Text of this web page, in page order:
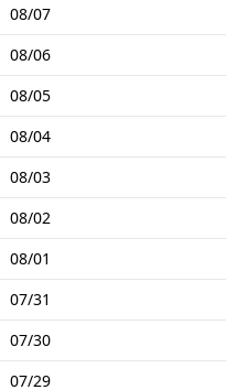
08/07
08/06
08/05
08/04
08/03
08/02
08/01
07/31
07/30
07/29